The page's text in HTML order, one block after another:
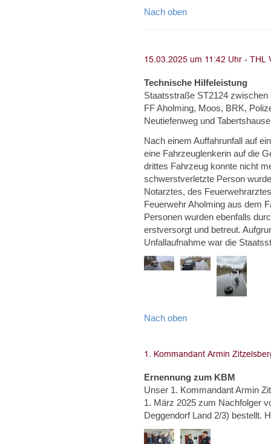
Nach oben
Technische Hilfeleistung
Staatsstraße ST2124
FF Aholming, Moos, BRK,
Neutiefenweg und
Nach einem Auffahrunfall auf
eine Fahrzeuglenkerin auf die
drittes Fahrzeug konnte nicht
schwerstverletzte Person
Notarztes, des
Feuerwehr Aholming aus dem
Personen wurden ebenfalls
erstversorgt und betreut.
Unfallaufnahme war die
Nach oben
Ernennung zum KBM
Unser 1. Kommandant Armin
1. März 2025 zum Nachfolger
Deggendorf Land 2/3) bestellt.